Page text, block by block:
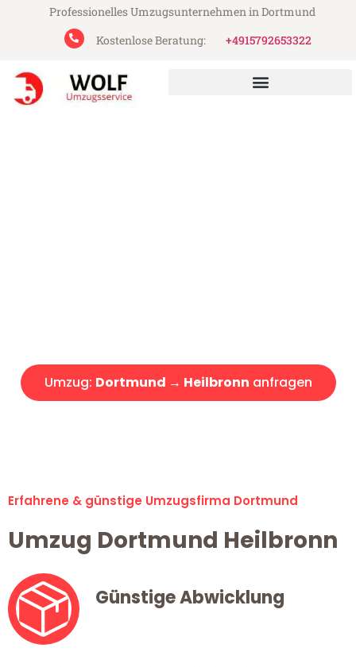
Professionelles Umzugsunternehmen in Dortmund
Kostenlose Beratung:
+4915792653322
Umzug: Dortmund → Heilbronn anfragen
Erfahrene & günstige Umzugsfirma Dortmund
Umzug Dortmund Heilbronn
Günstige Abwicklung